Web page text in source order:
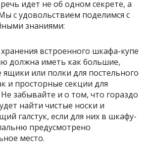
идет не об одном секрете, а
с удовольствием поделимся с
знаниями:
встроенного шкафа-купе
должна иметь как большие,
ящики или полки для постельного
и просторные секции для
Не забывайте и о том, что гораздо
найти чистые носки и
галстук, если для них в шкафу-
предусмотрено
место.